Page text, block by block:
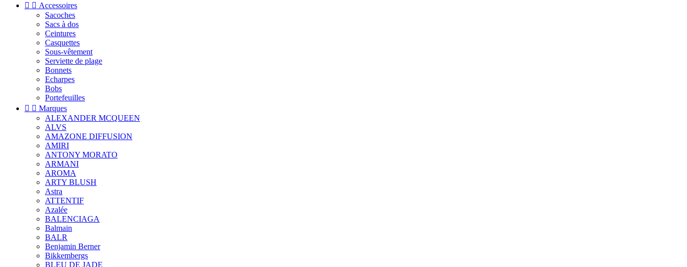
  Accessoires
Sacoches
Sacs à dos
Ceintures
Casquettes
Sous-vêtement
Serviette de plage
Bonnets
Echarpes
Bobs
Portefeuilles
  Marques
ALEXANDER MCQUEEN
ALVS
AMAZONE DIFFUSION
AMIRI
ANTONY MORATO
ARMANI
AROMA
ARTY BLUSH
Astra
ATTENTIF
Azalée
BALENCIAGA
Balmain
BALR
Benjamin Berner
Bikkembergs
BLEU DE JADE